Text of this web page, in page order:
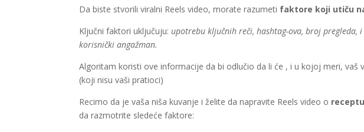
Da biste stvorili viralni Reels video, morate razumeti faktore koji utiču
Ključni faktori uključuju:upotrebu ključnih reči, hashtag-ova, broj
korisnički angažman.
Algoritam koristi ove informacije da bi odlučio da li će , i u kojoj meri, vaš
(koji nisu vaši pratioci)
Recimo da je vaša niša kuvanje i želite da napravite Reels video o
da razmotrite sledeće faktore: